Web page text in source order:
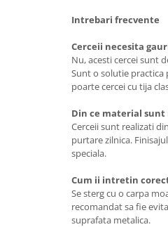
Intrebari frecvente
Cerceii necesita
Nu, acesti cercei sunt
Sunt o solutie practica
poarte cercei cu tija
Din ce material
Cerceii sunt realizati
purtare zilnica.
speciala.
Cum ii intretin
Se sterg cu o carpa
recomandat sa fie
suprafata metalica.